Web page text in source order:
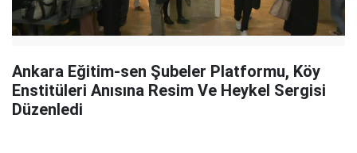
Ankara Eğitim-sen Şubeler Platformu, Köy
Enstitüleri Anısına Resim Ve Heykel Sergisi
Düzenledi